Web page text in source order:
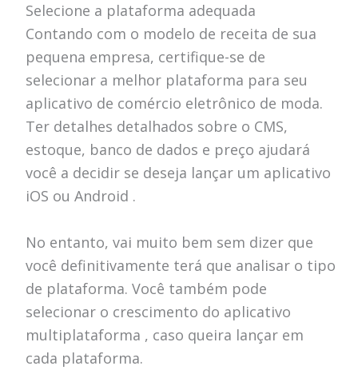
Selecione a plataforma adequada
Contando com o modelo de receita de sua
pequena empresa, certifique-se de
selecionar a melhor plataforma para seu
aplicativo de comércio eletrônico de moda.
Ter detalhes detalhados sobre o CMS,
estoque, banco de dados e preço ajudará
você a decidir se deseja lançar um aplicativo
iOS ou Android .
No entanto, vai muito bem sem dizer que
você definitivamente terá que analisar o tipo
de plataforma. Você também pode
selecionar o crescimento do aplicativo
multiplataforma , caso queira lançar em
cada plataforma.